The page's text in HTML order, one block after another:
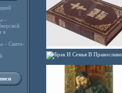
–
в
– Свято-